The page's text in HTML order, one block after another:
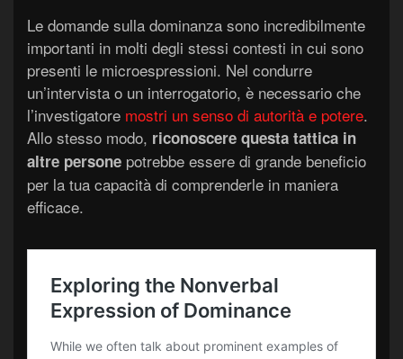
Le domande sulla dominanza sono incredibilmente
importanti in molti degli stessi contesti in cui sono
presenti le microespressioni. Nel condurre
un’intervista o un interrogatorio, è necessario che
l’investigatore mostri un senso di autorità e potere.
Allo stesso modo, riconoscere questa tattica in
altre persone potrebbe essere di grande beneficio
per la tua capacità di comprenderle in maniera
efficace.